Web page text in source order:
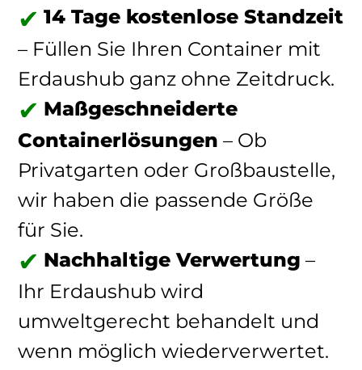
14 Tage kostenlose Standzeit
– Füllen Sie Ihren Container mit
Erdaushub ganz ohne Zeitdruck.
Maßgeschneiderte
Containerlösungen – Ob
Privatgarten oder Großbaustelle,
wir haben die passende Größe
für Sie.
Nachhaltige Verwertung –
Ihr Erdaushub wird
umweltgerecht behandelt und
wenn möglich wiederverwertet.